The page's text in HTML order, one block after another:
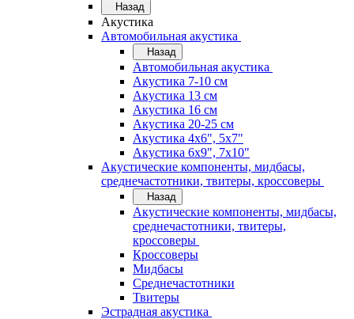
Назад
Акустика
Автомобильная акустика
Назад
Автомобильная акустика
Акустика 7-10 см
Акустика 13 см
Акустика 16 см
Акустика 20-25 см
Акустика 4х6", 5х7"
Акустика 6х9", 7х10"
Акустические компоненты, мидбасы,
среднечастотники, твитеры, кроссоверы
Назад
Акустические компоненты, мидбасы,
среднечастотники, твитеры,
кроссоверы
Кроссоверы
Мидбасы
Среднечастотники
Твитеры
Эстрадная акустика